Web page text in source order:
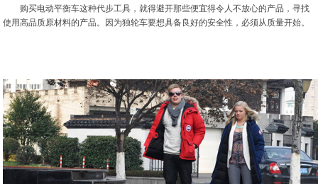
购买电动平衡车这种代步工具，就得避开那些便宜得令人不放心的产品，寻找
使用高品质原材料的产品。因为独轮车要想具备良好的安全性，必须从质量开始。